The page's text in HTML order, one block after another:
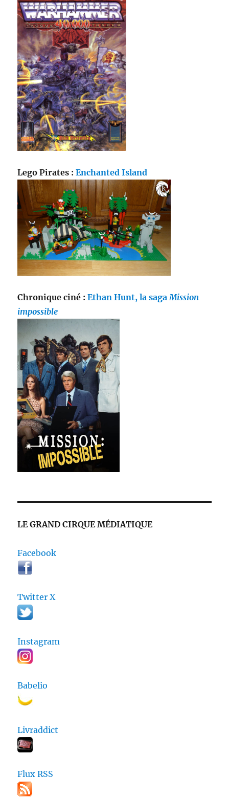
Lego Pirates :Enchanted Island
Chronique ciné :Ethan Hunt, la saga Mission
impossible
LE GRAND CIRQUE MÉDIATIQUE
Facebook
Twitter X
Instagram
Babelio
Livraddict
Flux RSS